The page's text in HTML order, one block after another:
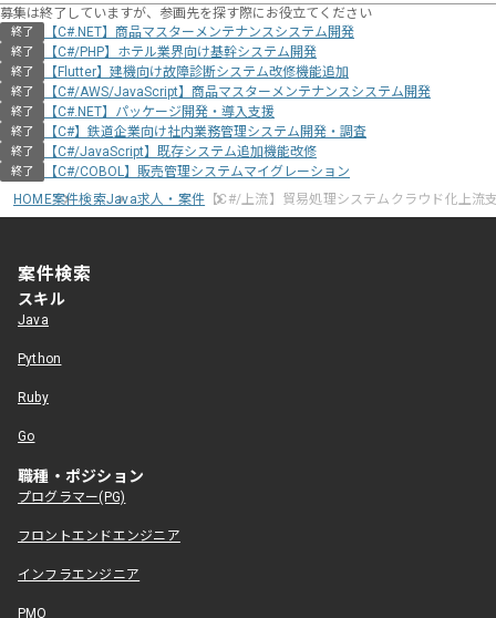
募集は終了していますが、参画先を探す際にお役立てください
終了 【C#.NET】商品マスターメンテナンスシステム開発
終了 【C#/PHP】ホテル業界向け基幹システム開発
終了 【Flutter】建機向け故障診断システム改修機能追加
終了 【C#/AWS/JavaScript】商品マスターメンテナンスシステム開発
終了 【C#.NET】パッケージ開発・導入支援
終了 【C#】鉄道企業向け社内業務管理システム開発・調査
終了 【C#/JavaScript】既存システム追加機能改修
終了
【C#/COBOL】販売管理システムマイグレーション
HOME案件検索Java求人・案件 【C#/上流】貿易処理システムクラウド化上流
案件検索
スキル
Java
Python
Ruby
Go
職種・ポジション
プログラマー(PG)
フロントエンドエンジニア
インフラエンジニア
PMO